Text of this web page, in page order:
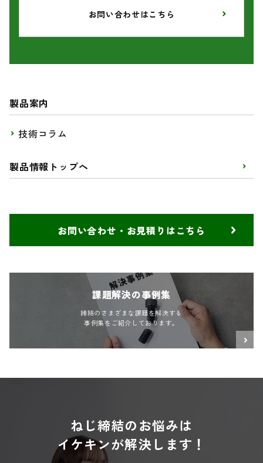
お問い合わせはこちら
製品案内
技術コラム
製品情報トップへ
お問い合わせ・お見積りはこちら
課題解決の事例集
締結のさまざまな課題を解決する
事例集をご紹介しております。
ねじ締結のお悩みは
イケキンが解決します！